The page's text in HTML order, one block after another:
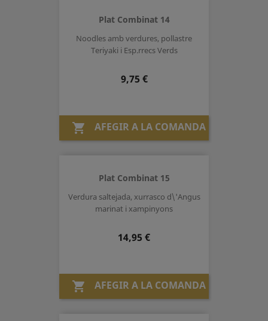
Plat Combinat 14
Noodles amb verdures, pollastre
Teriyaki i Esp.rrecs Verds
Preu
9,75 €
 AFEGIR A LA COMANDA
Plat Combinat 15
Verdura saltejada, xurrasco d\'Angus
marinat i xampinyons
Preu
14,95 €
 AFEGIR A LA COMANDA